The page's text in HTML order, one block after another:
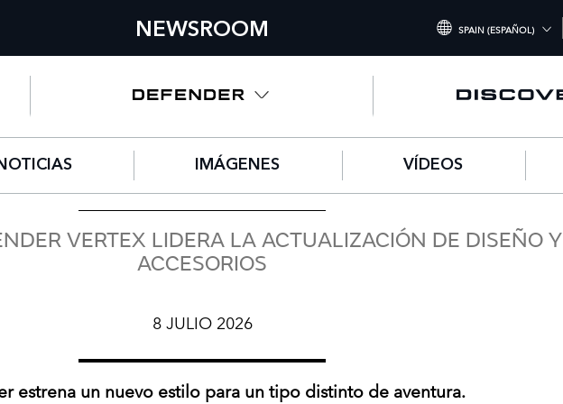
NEWSROOM SPAIN (ESPAÑOL)
UNITED KINGDOM (ENGLISH)
NORTH AMERICA (ENGLISH)
CHINA (中国（中文))
FRANCE (FRANÇAIS)
IMÁGENES VÍDEOS
VERTEX LIDERA LA ACTUALIZACIÓN DE DISEÑO Y
ACCESORIOS
8 JULIO 2026
estrena un nuevo estilo para un tipo distinto de aventura.